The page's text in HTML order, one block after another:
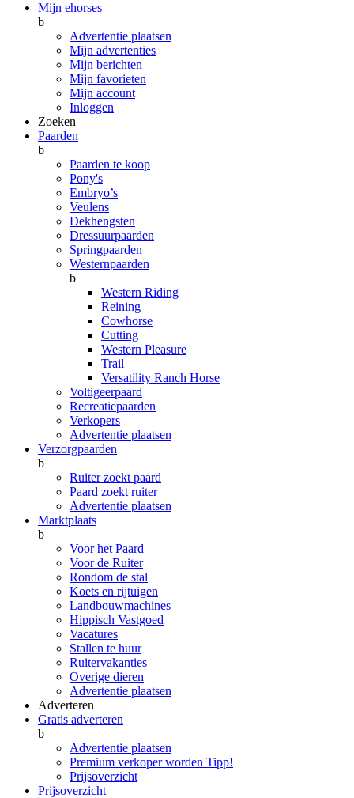
Mijn ehorses
b
Advertentie plaatsen
Mijn advertenties
Mijn berichten
Mijn favorieten
Mijn account
Inloggen
Zoeken
Paarden
b
Paarden te koop
Pony's
Embryo’s
Veulens
Dekhengsten
Dressuurpaarden
Springpaarden
Westernpaarden
b
Western Riding
Reining
Cowhorse
Cutting
Western Pleasure
Trail
Versatility Ranch Horse
Voltigeerpaard
Recreatiepaarden
Verkopers
Advertentie plaatsen
Verzorgpaarden
b
Ruiter zoekt paard
Paard zoekt ruiter
Advertentie plaatsen
Marktplaats
b
Voor het Paard
Voor de Ruiter
Rondom de stal
Koets en rijtuigen
Landbouwmachines
Hippisch Vastgoed
Vacatures
Stallen te huur
Ruitervakanties
Overige dieren
Advertentie plaatsen
Adverteren
Gratis adverteren
b
Advertentie plaatsen
Premium verkoper worden Tipp!
Prijsoverzicht
Prijsoverzicht